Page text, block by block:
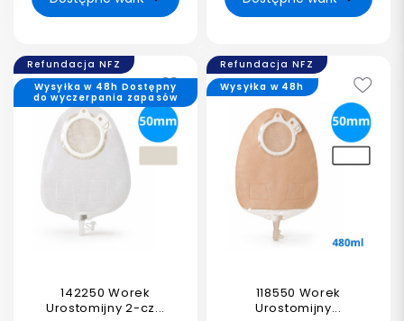
Refundacja NFZ
142250 Worek
Urostomijny 2-cz...
Wysyłka w 48h Dostępny
do wyczerpania zapasów
Refundacja NFZ
118550 Worek
Urostomijny...
Wysyłka w 48h